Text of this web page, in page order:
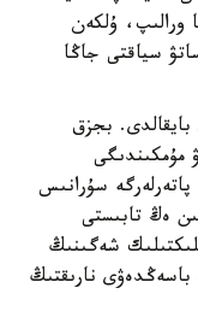
ورالىپ، ۇلكەن
سياقتى جاڭا
2023 -جىلدارى بايقالدى. بجزق
مۇمكىندىگى
سۇرانىس
ەڭ تابىستى
شەگىنىڭ
نارىقتىڭ